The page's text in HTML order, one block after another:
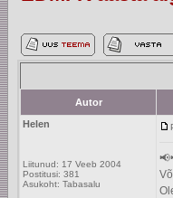
Autor
Helen
Liitunud: 17 Veeb 2004
Postitusi: 381
Asukoht: Tabasalu